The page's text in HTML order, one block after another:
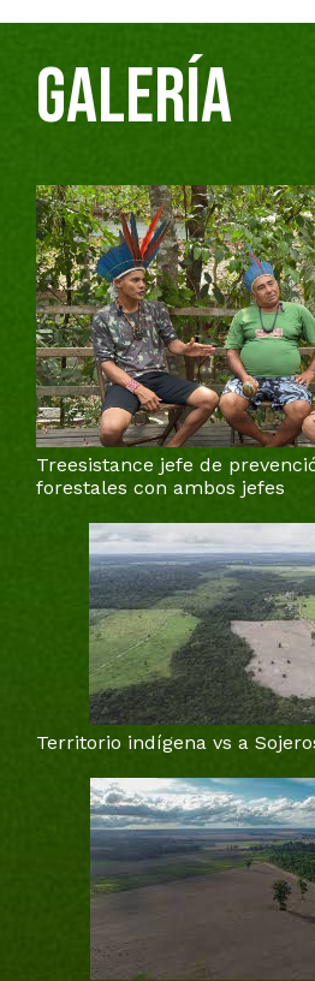
GALERÍA
Treesistance jefe de
forestales con ambos jefes
Territorio indígena vs a